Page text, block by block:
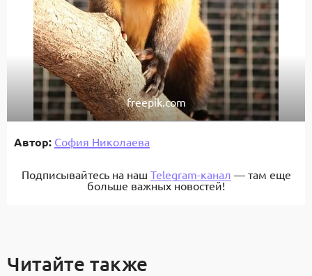
freepik.com
Автор: София Николаева
Подписывайтесь на наш Telegram-канал — там еще
больше важных новостей!
Читайте также